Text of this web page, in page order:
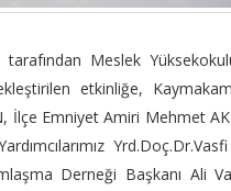
Meslek
etkinliğe,
İlçe Emniyet Amiri Mehmet
Derneği Başkanı Ali